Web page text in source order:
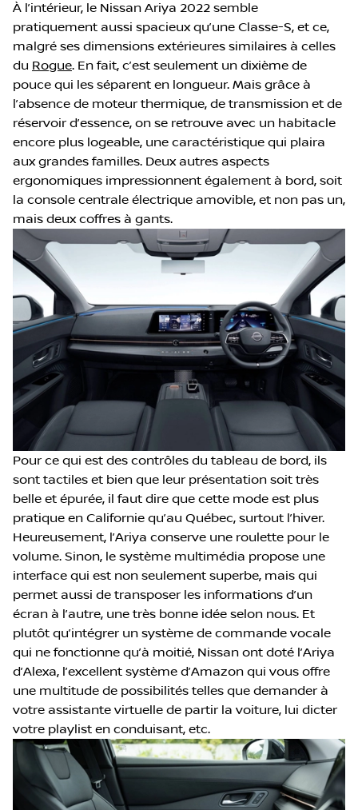
À l’intérieur, le Nissan Ariya 2022 semble
pratiquement aussi spacieux qu’une Classe-S, et ce,
malgré ses dimensions extérieures similaires à celles
du Rogue. En fait, c’est seulement un dixième de
pouce qui les séparent en longueur. Mais grâce à
l’absence de moteur thermique, de transmission et de
réservoir d’essence, on se retrouve avec un habitacle
encore plus logeable, une caractéristique qui plaira
aux grandes familles. Deux autres aspects
ergonomiques impressionnent également à bord, soit
la console centrale électrique amovible, et non pas un,
mais deux coffres à gants.
Pour ce qui est des contrôles du tableau de bord, ils
sont tactiles et bien que leur présentation soit très
belle et épurée, il faut dire que cette mode est plus
pratique en Californie qu’au Québec, surtout l’hiver.
Heureusement, l’Ariya conserve une roulette pour le
volume. Sinon, le système multimédia propose une
interface qui est non seulement superbe, mais qui
permet aussi de transposer les informations d’un
écran à l’autre, une très bonne idée selon nous. Et
plutôt qu’intégrer un système de commande vocale
qui ne fonctionne qu’à moitié, Nissan ont doté l’Ariya
d’Alexa, l’excellent système d’Amazon qui vous offre
une multitude de possibilités telles que demander à
votre assistante virtuelle de partir la voiture, lui dicter
votre playlist en conduisant, etc.